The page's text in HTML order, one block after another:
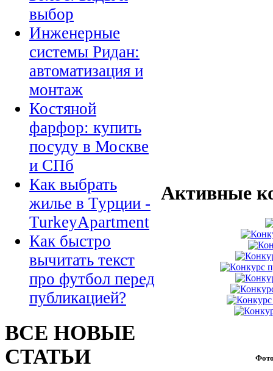
выбор
Инженерные
системы Ридан:
автоматизация и
монтаж
Костяной
фарфор: купить
посуду в Москве
и СПб
Как выбрать
жилье в Турции -
TurkeyApartment
Как быстро
вычитать текст
про футбол перед
публикацией?
ВСЕ НОВЫЕ
СТАТЬИ
Активные